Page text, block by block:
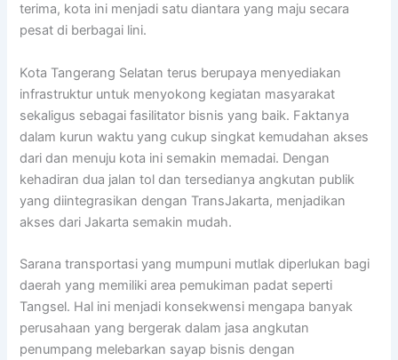
terima, kota ini menjadi satu diantara yang maju secara
pesat di berbagai lini.
Kota Tangerang Selatan terus berupaya menyediakan
infrastruktur untuk menyokong kegiatan masyarakat
sekaligus sebagai fasilitator bisnis yang baik. Faktanya
dalam kurun waktu yang cukup singkat kemudahan akses
dari dan menuju kota ini semakin memadai. Dengan
kehadiran dua jalan tol dan tersedianya angkutan publik
yang diintegrasikan dengan TransJakarta, menjadikan
akses dari Jakarta semakin mudah.
Sarana transportasi yang mumpuni mutlak diperlukan bagi
daerah yang memiliki area pemukiman padat seperti
Tangsel. Hal ini menjadi konsekwensi mengapa banyak
perusahaan yang bergerak dalam jasa angkutan
penumpang melebarkan sayap bisnis dengan